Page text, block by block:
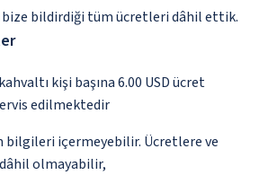
bildirdiği tüm ücretleri dâhil ettik.
kişi başına 6.00 USD ücret
edilmektedir
bilgileri içermeyebilir. Ücretlere ve
olmayabilir,